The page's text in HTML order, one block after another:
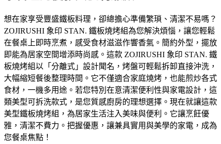
想在家享受豐盛鐵板料理，卻總擔心準備繁瑣、清潔不易嗎？
ZOJIRUSHI 象印 STAN. 鐵板燒烤組為您解決煩惱，讓您輕鬆
在餐桌上即時烹煮，感受食材滋滋作響香氣。簡約外型，擺放
即能為居家空間增添時尚感。這款 ZOJIRUSHI 象印 STAN. 鐵
板燒烤組以「分離式」設計聞名，烤盤可輕鬆拆卸直接沖洗，
大幅縮短餐後整理時間。它不僅適合家庭燒烤，也能煎炒各式
食材，一機多用途。若您特別在意清潔便利性與家電設計，這
類美型可拆洗款式，是您質感廚房的理想選擇。現在就讓這款
美型鐵板燒烤組，為居家生活注入美味與便利。它讓烹飪優
雅，清潔不費力。把握優惠，讓兼具實用與美學的家電，成為
您餐桌焦點！